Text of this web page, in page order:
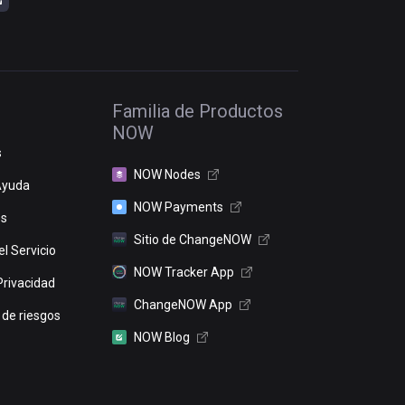
Servicio
riesgos
Familia de Productos
NOW
NOW Nodes
NOW Payments
Sitio de ChangeNOW
NOW Tracker App
ChangeNOW App
NOW Blog